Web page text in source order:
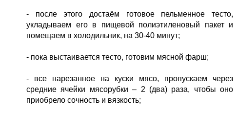
- после этого достаём готовое пельменное тесто,
укладываем его в пищевой полиэтиленовый пакет и
помещаем в холодильник, на 30-40 минут;
- пока выстаивается тесто, готовим мясной фарш;
- все нарезанное на куски мясо, пропускаем через
средние ячейки мясорубки – 2 (два) раза, чтобы оно
приобрело сочность и вязкость;